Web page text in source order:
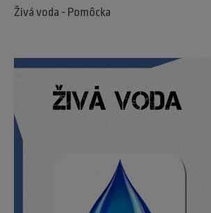
Živá voda - Pomôcka